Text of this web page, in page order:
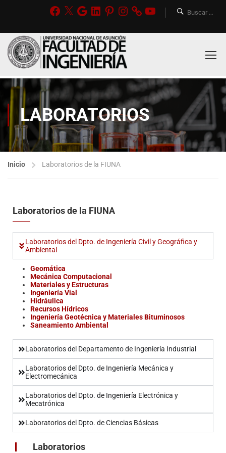
LABORATORIOS
Inicio Laboratorios de la FIUNA
Laboratorios de la FIUNA
Laboratorios del Dpto. de Ingeniería Civil y Geográfica y
Ambiental
Geomática
Mecánica Computacional
Materiales y Estructuras
Ingeniería Vial
Hidráulica
Recursos Hídricos
Ingeniería Geotécnica y Materiales Bituminosos
Saneamiento Ambiental
Laboratorios del Departamento de Ingeniería Industrial
Laboratorios del Dpto. de Ingeniería Mecánica y
Electromecánica
Laboratorios del Dpto. de Ingeniería Electrónica y
Mecatrónica
Laboratorios del Dpto. de Ciencias Básicas
Laboratorios